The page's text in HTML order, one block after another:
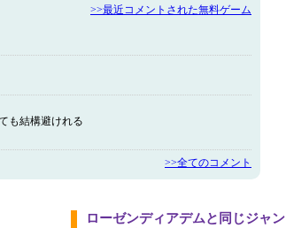
>>最近コメントされた無料ゲーム
も結構避けれる
>>全てのコメント
ローゼンディアデムと同じジャン